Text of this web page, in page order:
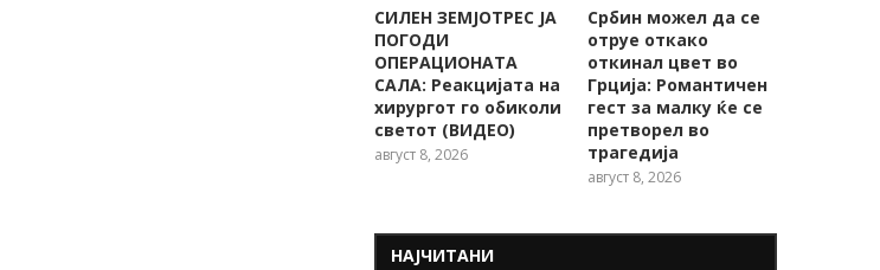
СИЛЕН ЗЕМЈОТРЕС ЈА
ПОГОДИ
ОПЕРАЦИОНАТА
САЛА: Реакцијата на
хирургот го обиколи
светот (ВИДЕО)
август 8, 2026
Србин можел да се
отруе откако
откинал цвет во
Грција: Романтичен
гест за малку ќе се
претворел во
трагедија
август 8, 2026
НАЈЧИТАНИ